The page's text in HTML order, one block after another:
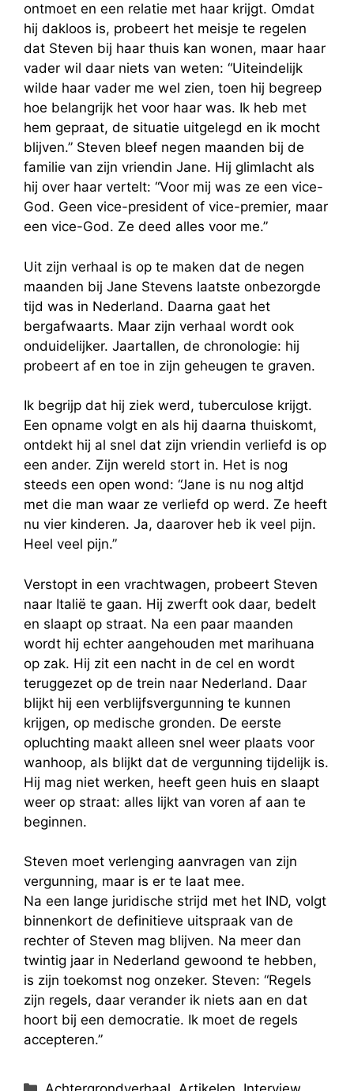
ontmoet en een relatie met haar krijgt. Omdat
hij dakloos is, probeert het meisje te regelen
dat Steven bij haar thuis kan wonen, maar haar
vader wil daar niets van weten: “Uiteindelijk
wilde haar vader me wel zien, toen hij begreep
hoe belangrijk het voor haar was. Ik heb met
hem gepraat, de situatie uitgelegd en ik mocht
blijven.” Steven bleef negen maanden bij de
familie van zijn vriendin Jane. Hij glimlacht als
hij over haar vertelt: “Voor mij was ze een vice-
God. Geen vice-president of vice-premier, maar
een vice-God. Ze deed alles voor me.”
Uit zijn verhaal is op te maken dat de negen
maanden bij Jane Stevens laatste onbezorgde
tijd was in Nederland. Daarna gaat het
bergafwaarts. Maar zijn verhaal wordt ook
onduidelijker. Jaartallen, de chronologie: hij
probeert af en toe in zijn geheugen te graven.
Ik begrijp dat hij ziek werd, tuberculose krijgt.
Een opname volgt en als hij daarna thuiskomt,
ontdekt hij al snel dat zijn vriendin verliefd is op
een ander. Zijn wereld stort in. Het is nog
steeds een open wond: “Jane is nu nog altjd
met die man waar ze verliefd op werd. Ze heeft
nu vier kinderen. Ja, daarover heb ik veel pijn.
Heel veel pijn.”
Verstopt in een vrachtwagen, probeert Steven
naar Italië te gaan. Hij zwerft ook daar, bedelt
en slaapt op straat. Na een paar maanden
wordt hij echter aangehouden met marihuana
op zak. Hij zit een nacht in de cel en wordt
teruggezet op de trein naar Nederland. Daar
blijkt hij een verblijfsvergunning te kunnen
krijgen, op medische gronden. De eerste
opluchting maakt alleen snel weer plaats voor
wanhoop, als blijkt dat de vergunning tijdelijk is.
Hij mag niet werken, heeft geen huis en slaapt
weer op straat: alles lijkt van voren af aan te
beginnen.
Steven moet verlenging aanvragen van zijn
vergunning, maar is er te laat mee.
Na een lange juridische strijd met het IND, volgt
binnenkort de definitieve uitspraak van de
rechter of Steven mag blijven. Na meer dan
twintig jaar in Nederland gewoond te hebben,
is zijn toekomst nog onzeker. Steven: “Regels
zijn regels, daar verander ik niets aan en dat
hoort bij een democratie. Ik moet de regels
accepteren.”
Categorieën